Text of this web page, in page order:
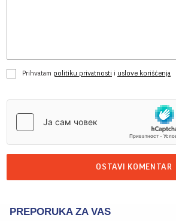
Prihvatam politiku privatnosti i uslove korišćenja
OSTAVI KOMENTAR